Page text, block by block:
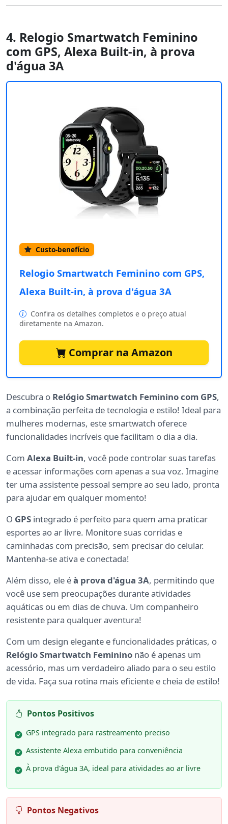
4. Relogio Smartwatch Feminino
com GPS, Alexa Built-in, à prova
d'água 3A
Custo-benefício
Relogio Smartwatch Feminino com GPS,
Alexa Built-in, à prova d'água 3A
Confira os detalhes completos e o preço atual
diretamente na Amazon.
Comprar na Amazon
Descubra o Relógio Smartwatch Feminino com GPS,
a combinação perfeita de tecnologia e estilo! Ideal para
mulheres modernas, este smartwatch oferece
funcionalidades incríveis que facilitam o dia a dia.
Com Alexa Built-in, você pode controlar suas tarefas
e acessar informações com apenas a sua voz. Imagine
ter uma assistente pessoal sempre ao seu lado, pronta
para ajudar em qualquer momento!
O GPS integrado é perfeito para quem ama praticar
esportes ao ar livre. Monitore suas corridas e
caminhadas com precisão, sem precisar do celular.
Mantenha-se ativa e conectada!
Além disso, ele éà prova d'água 3A, permitindo que
você use sem preocupações durante atividades
aquáticas ou em dias de chuva. Um companheiro
resistente para qualquer aventura!
Com um design elegante e funcionalidades práticas, o
Relógio Smartwatch Feminino não é apenas um
acessório, mas um verdadeiro aliado para o seu estilo
de vida. Faça sua rotina mais eficiente e cheia de estilo!
Pontos Positivos
GPS integrado para rastreamento preciso
Assistente Alexa embutido para conveniência
À prova d'água 3A, ideal para atividades ao ar livre
Pontos Negativos